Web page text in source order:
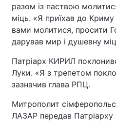
разом із паствою
міць. «Я приїхав до
вами молитися, просити
дарував мир і душевну
Патріарх КИРИЛ
Луки. «Я з трепетом
зазначив глава РПЦ.
Митрополит
ЛАЗАР передав